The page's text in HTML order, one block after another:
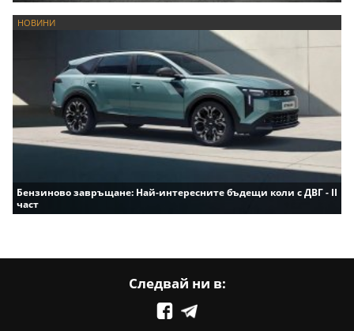
НОВИНИ
Бензиново завръщане: Най-интересните бъдещи коли с ДВГ - II
част
Следвай ни в: